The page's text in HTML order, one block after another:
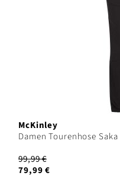
McKinley
Damen Tourenhose Saka
99,99 €
79,99 €